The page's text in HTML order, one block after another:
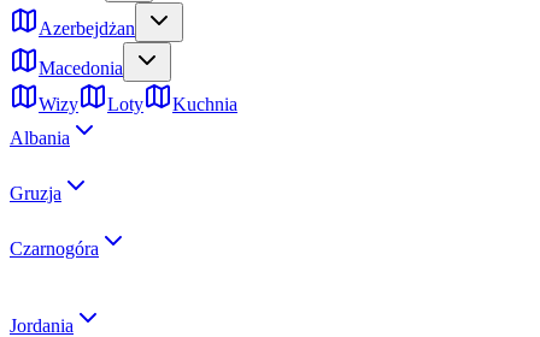
Azerbejdżan
Macedonia
Wizy
Loty
Kuchnia
Albania
Gruzja
Czarnogóra
Jordania